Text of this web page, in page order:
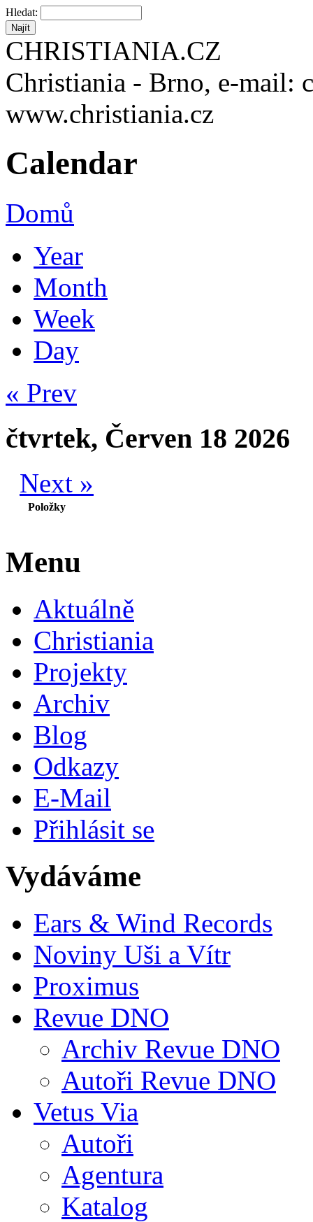
Hledat:
CHRISTIANIA.CZ
Christiania - Brno, e-mail:
www.christiania.cz
Calendar
Domů
Year
Month
Week
Day
« Prev
čtvrtek, Červen 18 2026
Next »
Položky
Menu
Aktuálně
Christiania
Projekty
Archiv
Blog
Odkazy
E-Mail
Přihlásit se
Vydáváme
Ears & Wind Records
Noviny Uši a Vítr
Proximus
Revue DNO
Archiv Revue DNO
Autoři Revue DNO
Vetus Via
Autoři
Agentura
Katalog